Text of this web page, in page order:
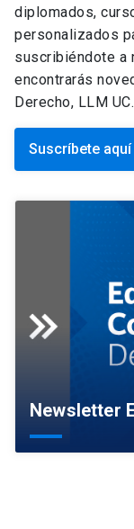
diplomados,
personalizados
suscribiéndote a
encontrarás
Derecho, LLM UC.
Suscríbete aquí
Newsletter